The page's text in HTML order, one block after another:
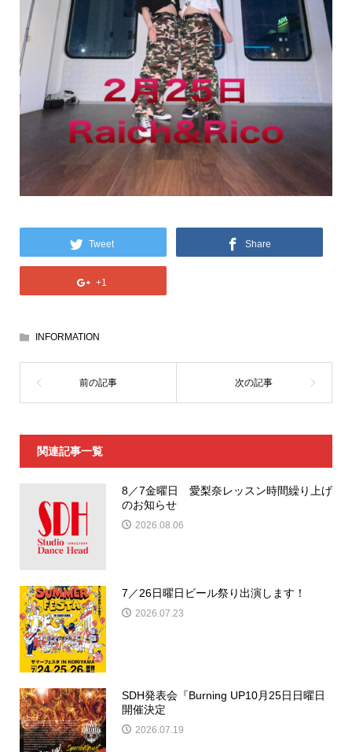
Tweet Share
+1
INFORMATION
関連記事一覧
8／7金曜日 愛梨奈レッスン時間繰り上げ
のお知らせ
2026.08.06
7／26日曜日ビール祭り出演します！
2026.07.23
SDH発表会『Burning UP10月25日日曜日
開催決定
2026.07.19